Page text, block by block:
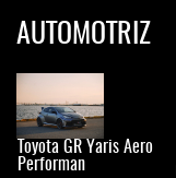
AUTOMOTRIZ
Toyota GR Yaris Aero
Performan